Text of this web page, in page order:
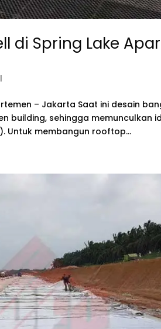
di Spring Lake
– Jakarta Saat ini desain
building, sehingga memunculkan
membangun rooftop...